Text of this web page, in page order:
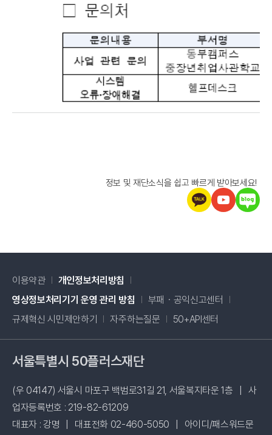
정보 및 재단소식을 쉽고 빠르게 받아보세요!
이용약관
개인정보처리방침
영상정보처리기기 운영 관리 방침
부패・공익신고센터 새창 열림
규제혁신 시민제안하기 새창 열림
자주하는질문 50+API센터
서울특별시 50플러스재단
(우 04147) 서울시 마포구 백범로31길 21, 서울복지타운 1층
사
업자등록번호 : 219-82-61209
대표자 : 강명
대표전화 02-460-5050 아이디/패스워드문